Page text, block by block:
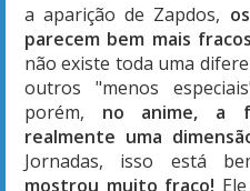
a aparição de Zapdos,
parecem bem mais
não existe toda uma
outros "menos
porém, no anime, a
realmente uma
Jornadas, isso está
mostrou muito fraco!